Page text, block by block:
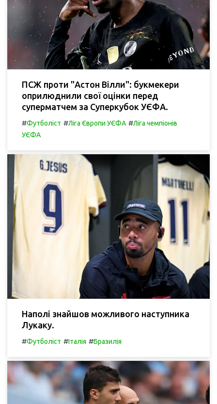
ПСЖ проти "Астон Вілли": букмекери
оприлюднили свої оцінки перед
суперматчем за Суперкубок УЄФА.
#Футболіст #Ліга Європи УЄФА #Ліга чемпіонів
УЄФА
Наполі знайшов можливого наступника
Лукаку.
#Футболіст #Італія #Бразилія